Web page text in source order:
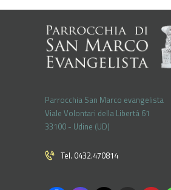
Parrocchia San Marco evangelista
Viale Volontari della Libertá 61
33100 - Udine (UD)
Tel. 0432.470814